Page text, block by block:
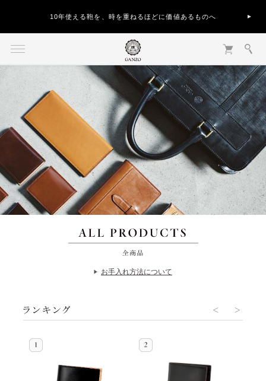
10年使える鞄を、時を重ねるほどに価値あるものへ
お手入れ方法について